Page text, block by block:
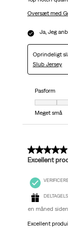
Oversæt med
Ja, Jeg
Oprindeligt
Slub Jersey
Pasform
Pasform, 4
Meget små
5 ud af 5
Excellent
en måned siden
Excellent